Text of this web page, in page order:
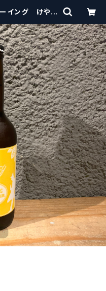
イング けやぐ
【クラフ